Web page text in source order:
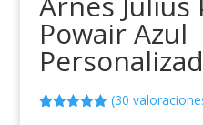
Powair Azul
(30